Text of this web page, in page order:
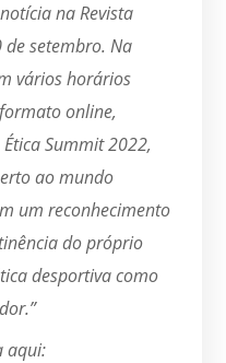
na Revista
de setembro. Na
vários horários
online,
Summit 2022,
ao mundo
um reconhecimento
do próprio
desportiva como
aqui: